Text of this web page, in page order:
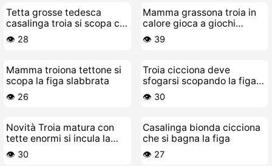
Tetta grosse tedesca
casalinga troia si scopa coi
suoi giocattoli
👁️ 28
Mamma grassona troia in
calore gioca a giochi
sporchi
👁️ 39
Mamma troiona tettone si
scopa la figa slabbrata
👁️ 26
Troia cicciona deve
sfogarsi scopando la figa
di continuo
👁️ 30
Novità Troia matura con
tette enormi si incula la
figa
👁️ 30
Casalinga bionda cicciona
che si bagna la figa
👁️ 27